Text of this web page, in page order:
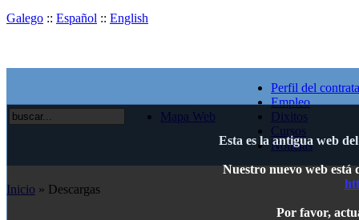
Esta es la antigua web
Nuestro nuevo web está
Por favor,
Galego :: Español :: English
Mapa Web
Perfil del
Empleo
Dixitos
Cursos
Noticias
Inicio » Descargas